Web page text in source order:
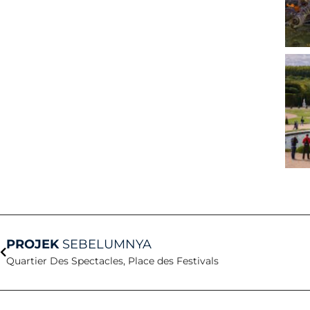
PROJEKSEBELUMNYA
Quartier Des Spectacles, Place des Festivals